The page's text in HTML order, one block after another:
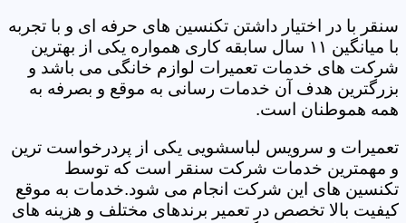
سنقر با در اختیار داشتن تکنسین های حرفه ای و با تجربه
با میانگین ۱۱ سال سابقه کاری همواره یکی از بهترین
شرکت های خدمات تعمیرات لوازم خانگی می باشد و
بزرگترین هدف آن خدمات رسانی به موقع و بصرفه به
همه هموطنان است.
تعمیرات و سرویس لباسشویی یکی از پردرخواست ترین
و مهمترین خدمات شرکت سنقر است که توسط
تکنسین های این شرکت انجام می شود.خدمات به موقع
کیفیت بالا تخصص در تعمیر برندهای مختلف و هزینه های